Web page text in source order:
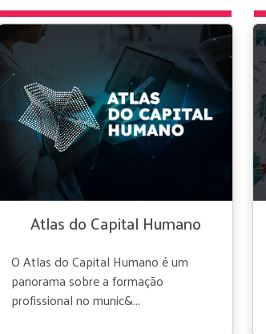
Atlas do Capital Humano
O Atlas do Capital Humano é um
panorama sobre a formação
profissional no munic&...